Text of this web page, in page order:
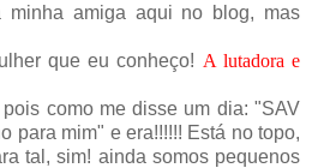
amiga aqui no blog, mas
que eu conheço! A lutadora e
como me disse um dia: "SAV
para mim" e era!!!!!! Está no topo,
tal, sim! ainda somos pequenos